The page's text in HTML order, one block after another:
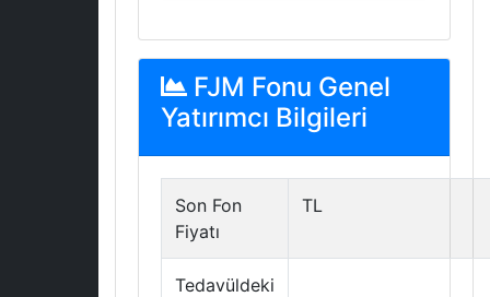
FJM Fonu Genel
Yatırımcı Bilgileri
Son Fon
Fiyatı
TL
Tedavüldeki